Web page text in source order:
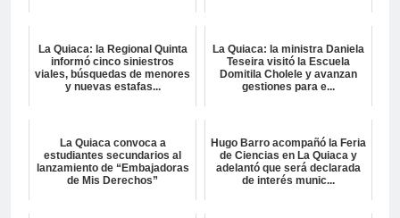
La Quiaca: la Regional Quinta
informó cinco siniestros
viales, búsquedas de menores
y nuevas estafas...
La Quiaca: la ministra Daniela
Teseira visitó la Escuela
Domitila Cholele y avanzan
gestiones para e...
La Quiaca convoca a
estudiantes secundarios al
lanzamiento de “Embajadoras
de Mis Derechos”
Hugo Barro acompañó la Feria
de Ciencias en La Quiaca y
adelantó que será declarada
de interés munic...